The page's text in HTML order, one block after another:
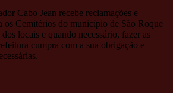
Cabo Jean recebe reclamações e
os Cemitérios do município de São Roque
locais e quando necessário, fazer as
cumpra com a sua obrigação e